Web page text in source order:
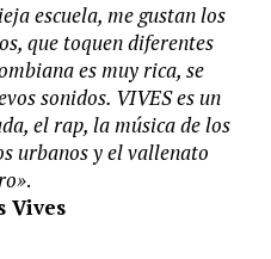
escuela, me gustan los
que toquen diferentes
es muy rica, se
sonidos. VIVES es un
el rap, la música de los
urbanos y el vallenato
.
Vives